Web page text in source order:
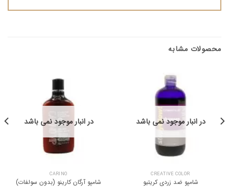
محصولات مشابه
در انبار موجود نمی باشد
CREATIVE COLOR
شامپو ضد زردی کریتیو
در انبار موجود نمی باشد
CARINO
شامپو آرگان کارینو (بدون سولفات)